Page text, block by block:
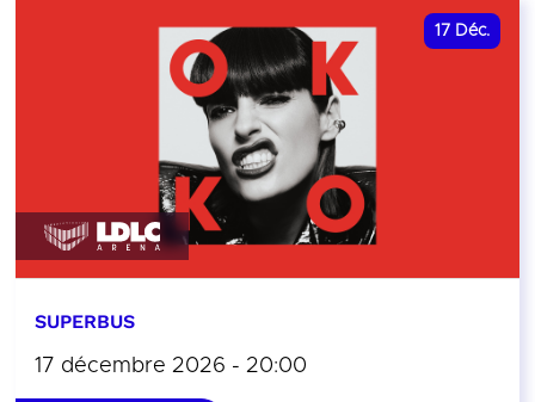
17 Déc.
SUPERBUS
17 décembre 2026 - 20:00